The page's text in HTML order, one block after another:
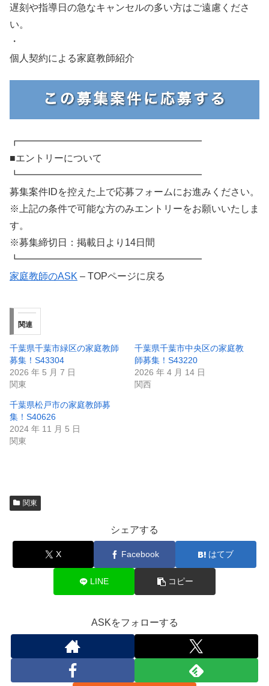
遅刻や指導日の急なキャンセルの多い方はご遠慮くださ
い。
・
個人契約による家庭教師紹介
┏━━━━━━━━━━━━━━━━━━━
■エントリーについて
┗━━━━━━━━━━━━━━━━━━━
募集案件IDを控えた上で応募フォームにお進みください。
※上記の条件で可能な方のみエントリーをお願いいたしま
す。
※募集締切日：掲載日より14日間
┗━━━━━━━━━━━━━━━━━━━
家庭教師のASK – TOPページに戻る
関連
千葉県千葉市緑区の家庭教師
募集！S43304
2026 年 5 月 7 日
関東
千葉県千葉市中央区の家庭教
師募集！S43220
2026 年 4 月 14 日
関西
千葉県松戸市の家庭教師募
集！S40626
2024 年 11 月 5 日
関東
関東
シェアする
X Facebook はてブ
LINE コピー
ASKをフォローする